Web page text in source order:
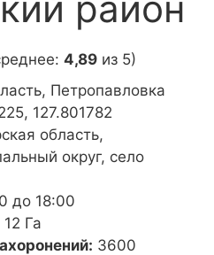
4,89 из 5)
Петропавловка
127.801782
область,
округ, село
до 18:00
12 Га
3600